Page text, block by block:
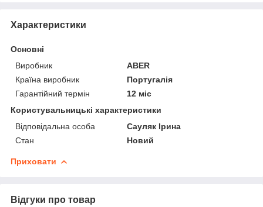
Характеристики
Основні
Виробник
ABER
Країна виробник
Португалія
Гарантійний термін
12 міс
Користувальницькі характеристики
Відповідальна особа
Сауляк Ірина
Стан
Новий
Приховати
Відгуки про товар